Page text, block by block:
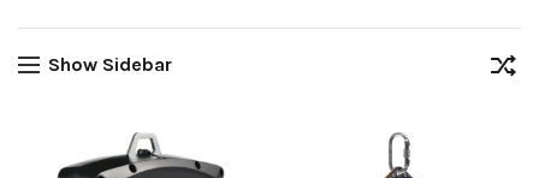
Show Sidebar